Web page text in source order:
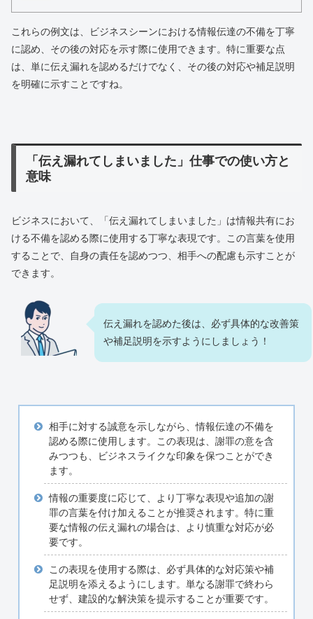
これらの例文は、ビジネスシーンにおける情報伝達の不備を丁寧
に認め、その後の対応を示す際に使用できます。特に重要な点
は、単に伝え漏れを認めるだけでなく、その後の対応や補足説明
を明確に示すことですね。
「伝え漏れてしまいました」仕事での使い方と
意味
ビジネスにおいて、「伝え漏れてしまいました」は情報共有にお
ける不備を認める際に使用する丁寧な表現です。この言葉を使用
することで、自身の責任を認めつつ、相手への配慮も示すことが
できます。
伝え漏れを認めた後は、必ず具体的な改善策
や補足説明を示すようにしましょう！
相手に対する誠意を示しながら、情報伝達の不備を
認める際に使用します。この表現は、謝罪の意を含
みつつも、ビジネスライクな印象を保つことができ
ます。
情報の重要度に応じて、より丁寧な表現や追加の謝
罪の言葉を付け加えることが推奨されます。特に重
要な情報の伝え漏れの場合は、より慎重な対応が必
要です。
この表現を使用する際は、必ず具体的な対応策や補
足説明を添えるようにします。単なる謝罪で終わら
せず、建設的な解決策を提示することが重要です。